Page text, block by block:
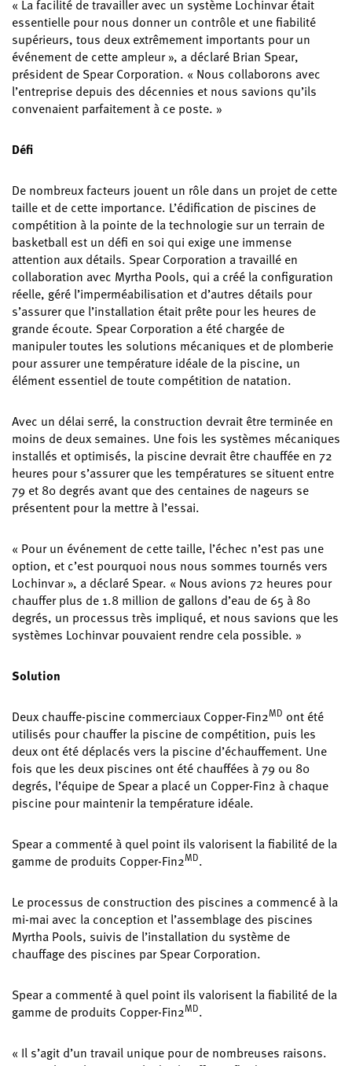
« La facilité de travailler avec un système Lochinvar était
essentielle pour nous donner un contrôle et une fiabilité
supérieurs, tous deux extrêmement importants pour un
événement de cette ampleur », a déclaré Brian Spear,
président de Spear Corporation. « Nous collaborons avec
l’entreprise depuis des décennies et nous savions qu’ils
convenaient parfaitement à ce poste. »
Défi
De nombreux facteurs jouent un rôle dans un projet de cette
taille et de cette importance. L’édification de piscines de
compétition à la pointe de la technologie sur un terrain de
basketball est un défi en soi qui exige une immense
attention aux détails. Spear Corporation a travaillé en
collaboration avec Myrtha Pools, qui a créé la configuration
réelle, géré l’imperméabilisation et d’autres détails pour
s’assurer que l’installation était prête pour les heures de
grande écoute. Spear Corporation a été chargée de
manipuler toutes les solutions mécaniques et de plomberie
pour assurer une température idéale de la piscine, un
élément essentiel de toute compétition de natation.
Avec un délai serré, la construction devrait être terminée en
moins de deux semaines. Une fois les systèmes mécaniques
installés et optimisés, la piscine devrait être chauffée en 72
heures pour s’assurer que les températures se situent entre
79 et 80 degrés avant que des centaines de nageurs se
présentent pour la mettre à l’essai.
« Pour un événement de cette taille, l’échec n’est pas une
option, et c’est pourquoi nous nous sommes tournés vers
Lochinvar », a déclaré Spear. « Nous avions 72 heures pour
chauffer plus de 1.8 million de gallons d’eau de 65 à 80
degrés, un processus très impliqué, et nous savions que les
systèmes Lochinvar pouvaient rendre cela possible. »
Solution
Deux chauffe-piscine commerciaux Copper-Fin2MD ont été
utilisés pour chauffer la piscine de compétition, puis les
deux ont été déplacés vers la piscine d’échauffement. Une
fois que les deux piscines ont été chauffées à 79 ou 80
degrés, l’équipe de Spear a placé un Copper-Fin2 à chaque
piscine pour maintenir la température idéale.
Spear a commenté à quel point ils valorisent la fiabilité de la
gamme de produits Copper-Fin2MD.
Le processus de construction des piscines a commencé à la
mi-mai avec la conception et l’assemblage des piscines
Myrtha Pools, suivis de l’installation du système de
chauffage des piscines par Spear Corporation.
Spear a commenté à quel point ils valorisent la fiabilité de la
gamme de produits Copper-Fin2MD.
« Il s’agit d’un travail unique pour de nombreuses raisons.